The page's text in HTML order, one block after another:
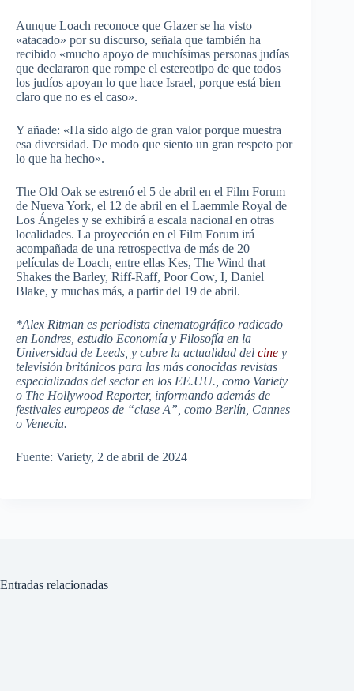
Aunque Loach reconoce que Glazer se ha visto
«atacado» por su discurso, señala que también ha
recibido «mucho apoyo de muchísimas personas judías
que declararon que rompe el estereotipo de que todos
los judíos apoyan lo que hace Israel, porque está bien
claro que no es el caso».
Y añade: «Ha sido algo de gran valor porque muestra
esa diversidad. De modo que siento un gran respeto por
lo que ha hecho».
The Old Oak se estrenó el 5 de abril en el Film Forum
de Nueva York, el 12 de abril en el Laemmle Royal de
Los Ángeles y se exhibirá a escala nacional en otras
localidades. La proyección en el Film Forum irá
acompañada de una retrospectiva de más de 20
películas de Loach, entre ellas Kes, The Wind that
Shakes the Barley, Riff-Raff, Poor Cow, I, Daniel
Blake, y muchas más, a partir del 19 de abril.
*Alex Ritman es periodista cinematográfico radicado
en Londres, estudio Economía y Filosofía en la
Universidad de Leeds, y cubre la actualidad del cine y
televisión británicos para las más conocidas revistas
especializadas del sector en los EE.UU., como Variety
o The Hollywood Reporter, informando además de
festivales europeos de “clase A”, como Berlín, Cannes
o Venecia.
Fuente: Variety, 2 de abril de 2024
Entradas relacionadas